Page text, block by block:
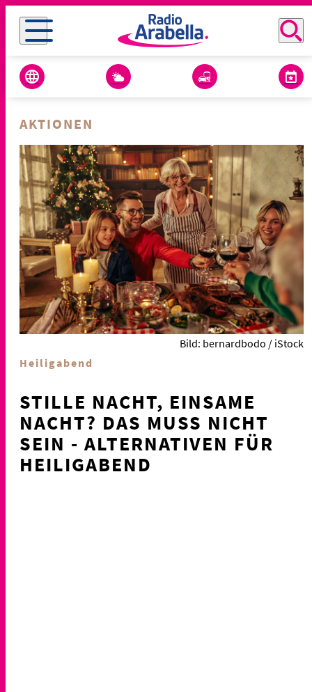
AKTIONEN
Bild: bernardbodo / iStock
Heiligabend
STILLE NACHT, EINSAME
NACHT? DAS MUSS NICHT
SEIN - ALTERNATIVEN FÜR
HEILIGABEND